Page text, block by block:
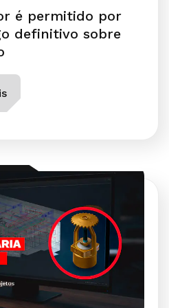
é permitido por
definitivo sobre